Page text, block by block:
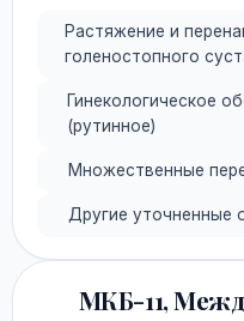
Растяжение и
голеностопного
Гинекологическое
(рутинное)
Множественные
Другие уточненные
МКБ-11,